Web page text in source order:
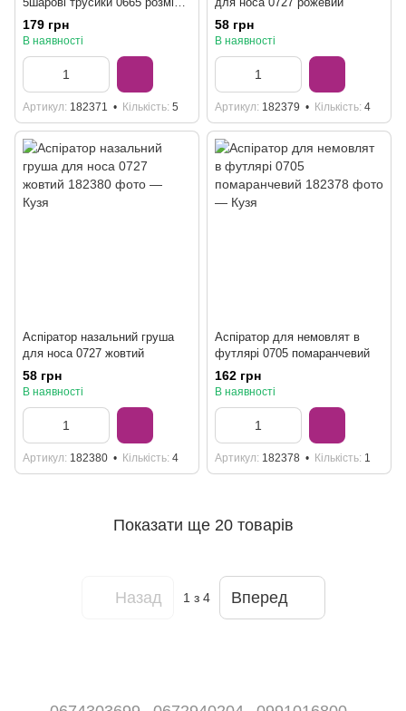
S, 3 кольори
179 грн
В наявності
Артикул 182371 Кількість 5
58 грн
В наявності
Артикул 182379 Кількість 4
Аспіратор назальний груша
для носа 0727 жовтий
58 грн
В наявності
Артикул 182380 Кількість 4
Аспіратор для немовлят в
футлярі 0705 помаранчевий
162 грн
В наявності
Артикул 182378 Кількість 1
Показати ще 20 товарів
Назад 1 з 4 Вперед